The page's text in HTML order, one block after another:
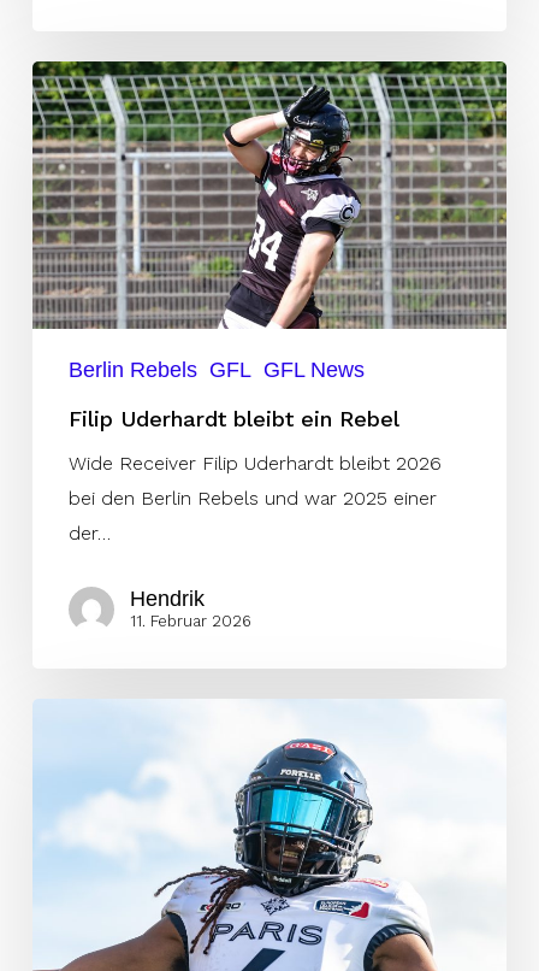
Filip
Uderhardt
bleibt
ein
Rebel
Berlin Rebels GFL GFL News
Filip Uderhardt bleibt ein Rebel
Wide Receiver Filip Uderhardt bleibt 2026
bei den Berlin Rebels und war 2025 einer
der…
Hendrik
11. Februar 2026